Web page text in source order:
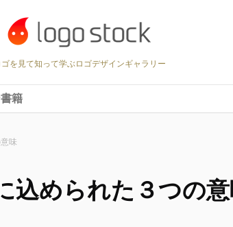
ゴを見て知って学ぶロゴデザインギャラリー
籍
味
込められた３つの